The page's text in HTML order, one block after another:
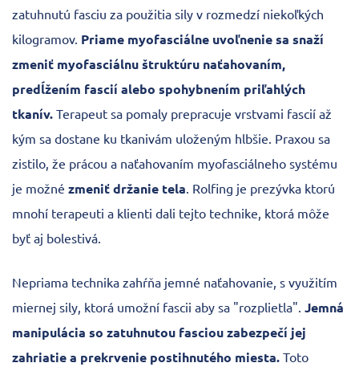
zatuhnutú fasciu za použitia sily v rozmedzí niekoľkých
kilogramov. Priame myofasciálne uvoľnenie sa snaží
zmeniť myofasciálnu štruktúru naťahovaním,
predĺžením fascií alebo spohybnením priľahlých
tkanív. Terapeut sa pomaly prepracuje vrstvami fascií až
kým sa dostane ku tkanivám uloženým hlbšie. Praxou sa
zistilo, že prácou a naťahovaním myofasciálneho systému
je možné zmeniť držanie tela . Rolfing je prezývka ktorú
mnohí terapeuti a klienti dali tejto technike, ktorá môže
byť aj bolestivá.
Nepriama technika zahŕňa jemné naťahovanie, s využitím
miernej sily, ktorá umožní fascii aby sa "rozplietla". Jemná
manipulácia so zatuhnutou fasciou zabezpečí jej
zahriatie a prekrvenie postihnutého miesta. Toto